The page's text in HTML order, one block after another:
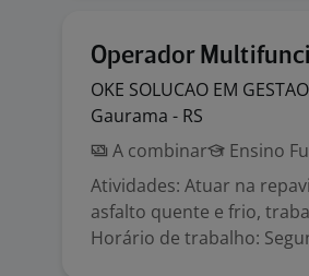
Operador
OKE SOLUCAO EM
Gaurama - RS
A combinar
Ensino
Atividades: Atuar na
asfalto quente e frio,
Horário de trabalho: